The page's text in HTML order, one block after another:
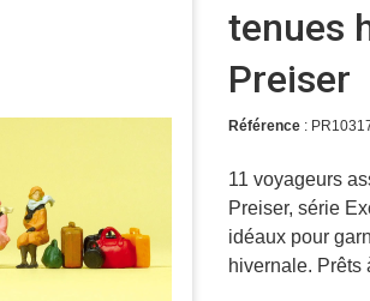
tenues
Preiser
Référence :
11 voyageurs
Preiser, série
idéaux pour
hivernale. Prêts